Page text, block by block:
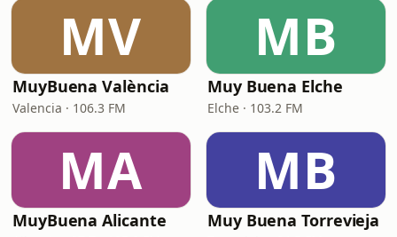
MV
MuyBuena València
Valencia · 106.3 FM
MB
Muy Buena Elche
Elche · 103.2 FM
MA
MuyBuena Alicante
MB
Muy Buena Torrevieja